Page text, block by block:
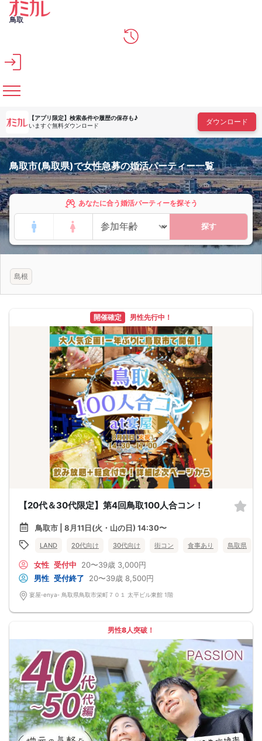
メインコンテンツへスキップ
鳥取
【アプリ限定】 検索条件や履歴の保存も♪
いますぐ無料ダウンロード
ダウンロード
鳥取市(鳥取県)で女性急募の婚活パーティー一覧
あなたに合う婚活パーティーを探そう
探す
島根
開催確定 男性先行中！
【20代＆30代限定】第4回鳥取100人合コン！
鳥取市 | 8月11日(火・山の日) 14:30〜
LAND 20代向け 30代向け 街コン 食事あり 鳥取県
女性 受付中 20〜39歳 3,000円
男性 受付終了 20〜39歳 8,500円
宴屋‐enya‐ 鳥取県鳥取市栄町７０１ 太平ビル東館 1階
男性8人突破！